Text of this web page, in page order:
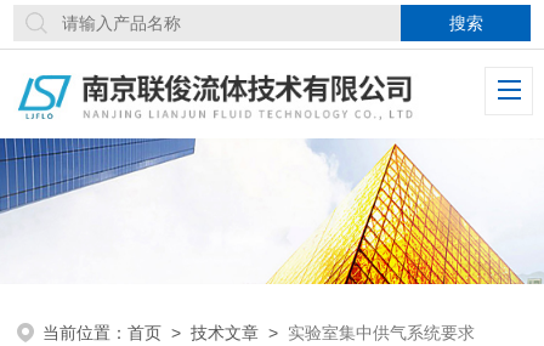
当前位置：首页 >技术文章 > 实验室集中供气系统要求